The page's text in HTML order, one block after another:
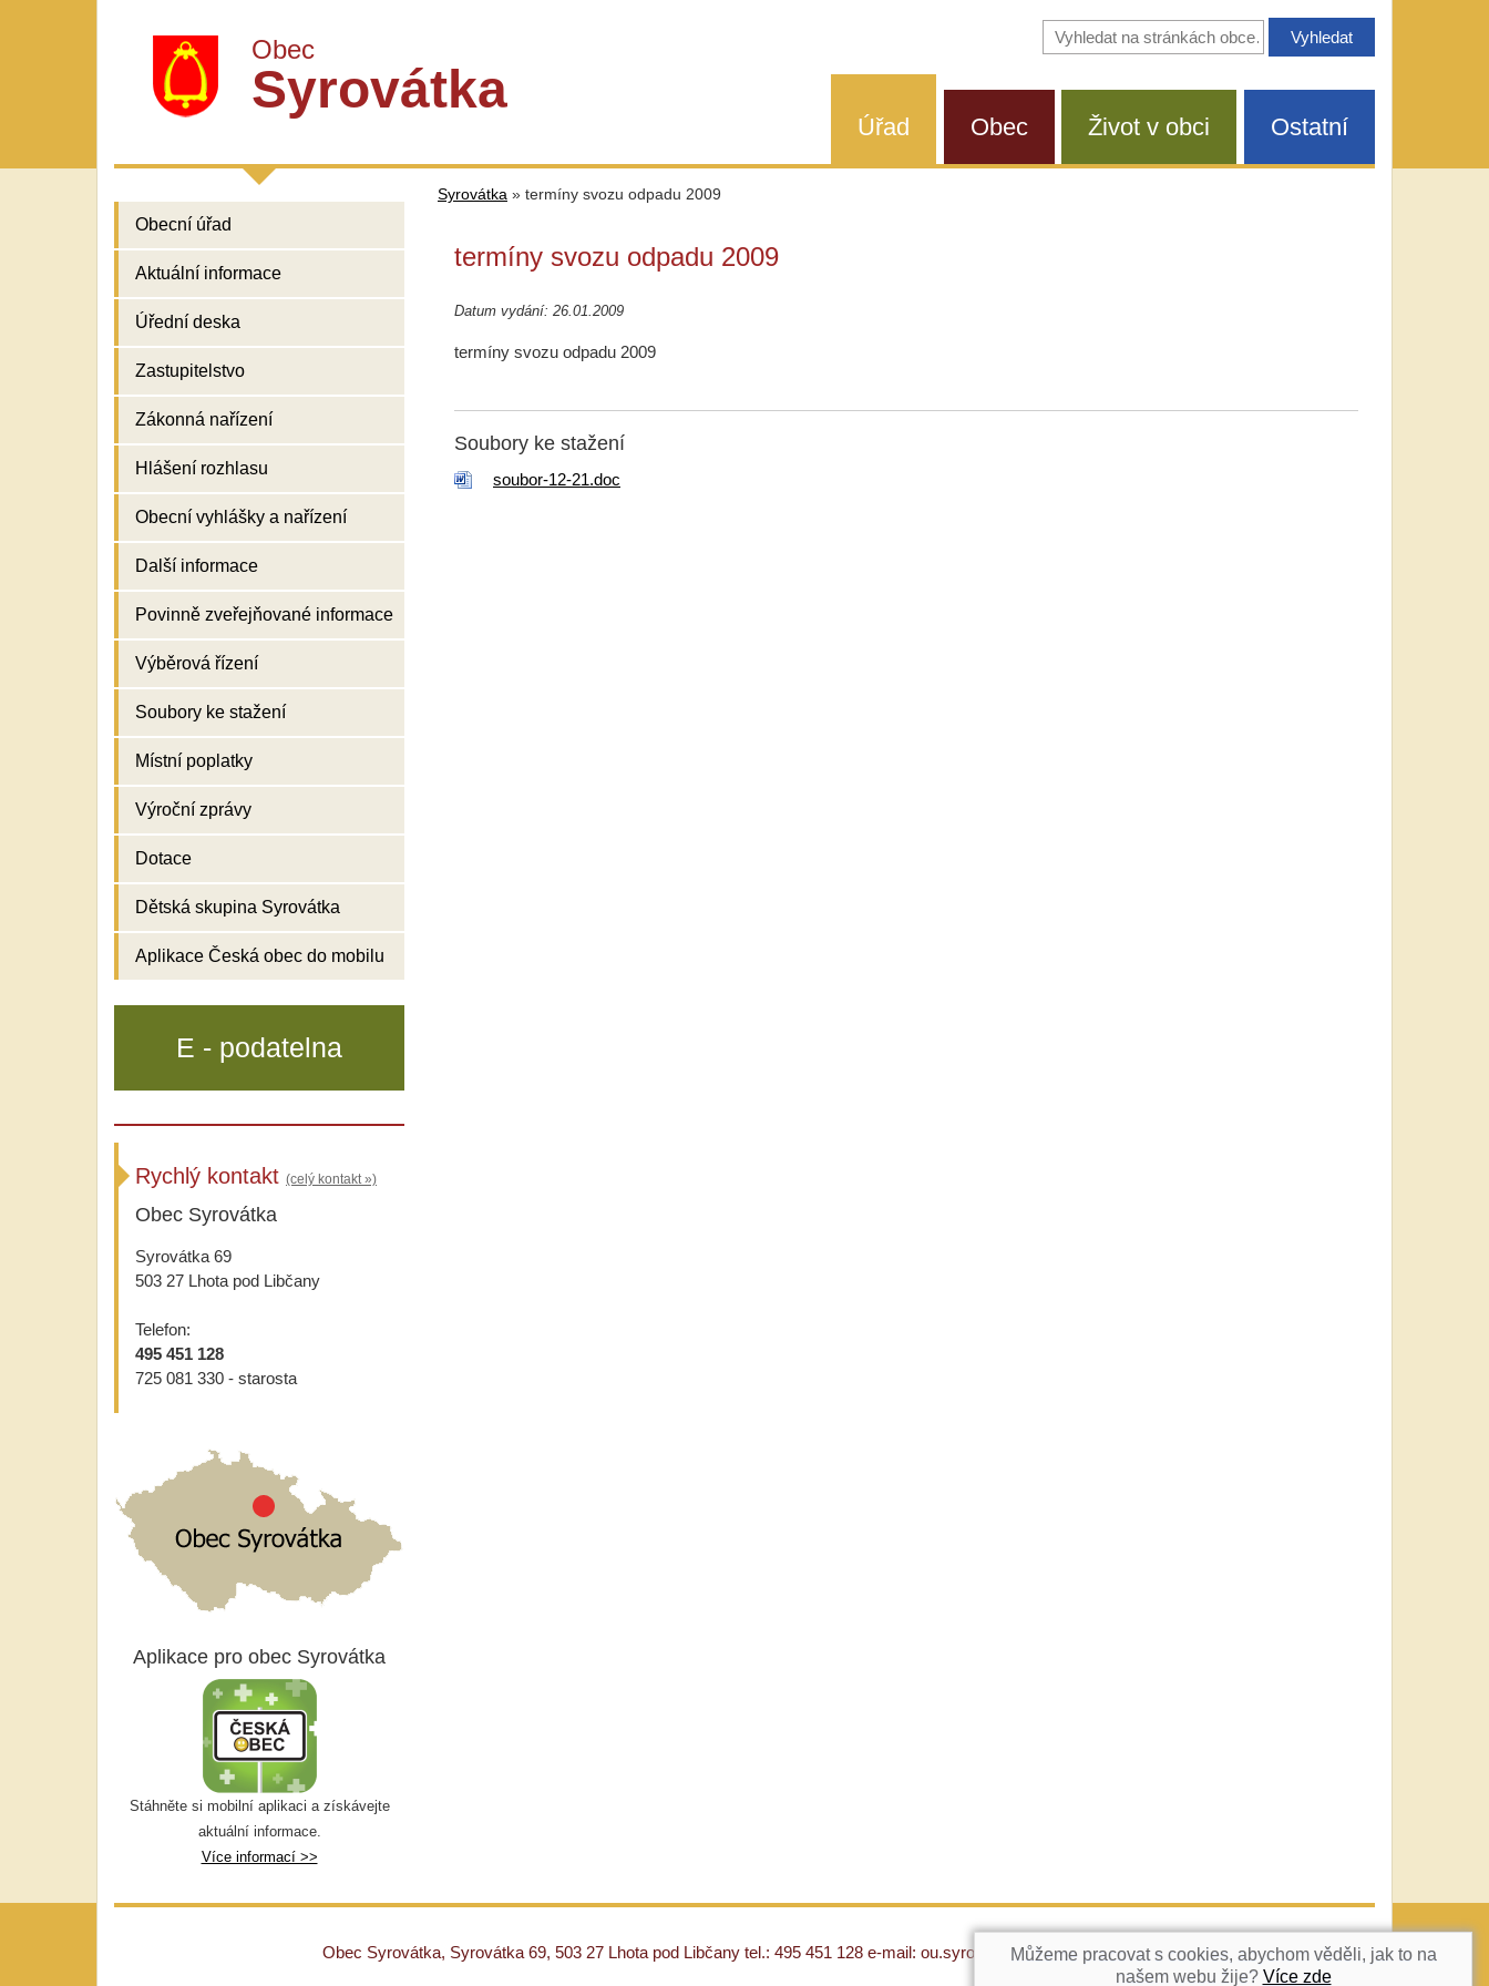
Obec
Syrovátka
Vyhledávání
na
Úřad Obec Život v obci Ostatní
Obecní úřad
Aktuální informace
Úřední deska
Zastupitelstvo
Zákonná nařízení
Hlášení rozhlasu
Obecní vyhlášky a nařízení
Další informace
Povinně zveřejňované informace
Výběrová řízení
Soubory ke stažení
Místní poplatky
Výroční zprávy
Dotace
Dětská skupina Syrovátka
Aplikace Česká obec do mobilu
Syrovátka » termíny svozu odpadu 2009
termíny svozu odpadu 2009
Datum vydání: 26.01.2009
termíny svozu odpadu 2009
Soubory ke stažení
soubor-12-21.doc
E - podatelna
Rychlý kontakt (celý kontakt »)
Obec Syrovátka
Syrovátka 69
503 27 Lhota pod Libčany
Telefon:
495 451 128
725 081 330 - starosta
Aplikace pro obec Syrovátka
Stáhněte si mobilní aplikaci a získávejte
aktuální informace.
Více informací >>
NAHORU
Obec Syrovátka, Syrovátka 69, 503 27 Lhota pod Libčany tel.: 495 451 128 e-mail: ou.syrovatka@c-box.czMůžeme pracovat s cookies, abychom věděli, jak to na
našem webu žije? Více zde